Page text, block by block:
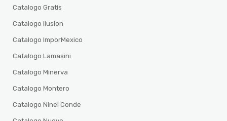
Catalogo Gratis
Catalogo Ilusion
Catalogo ImporMexico
Catalogo Lamasini
Catalogo Minerva
Catalogo Montero
Catalogo Ninel Conde